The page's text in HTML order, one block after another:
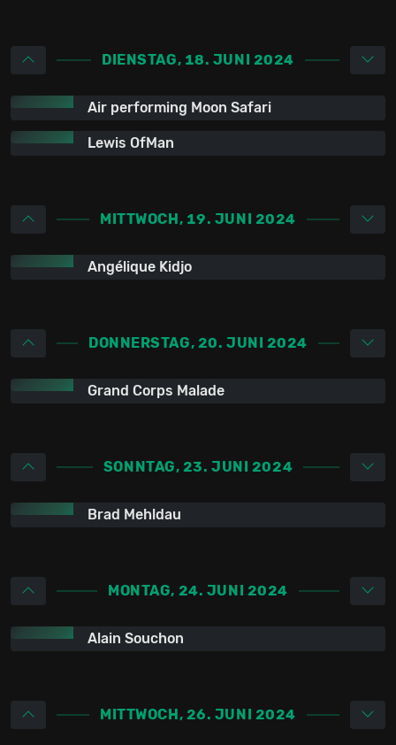
DIENSTAG, 18. JUNI 2024
Air performing Moon Safari
Lewis OfMan
MITTWOCH, 19. JUNI 2024
Angélique Kidjo
DONNERSTAG, 20. JUNI 2024
Grand Corps Malade
SONNTAG, 23. JUNI 2024
Brad Mehldau
MONTAG, 24. JUNI 2024
Alain Souchon
MITTWOCH, 26. JUNI 2024